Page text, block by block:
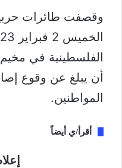
وقصفت طائرات
الفلسطينية في
أن يبلغ عن وقوع
المواطنين.
أقرأ/ي أيضاً